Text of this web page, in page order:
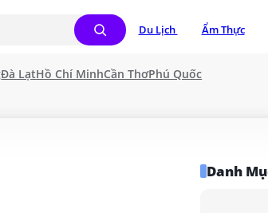
Du Lịch Ẩm Thực
Đà LạtHồ Chí MinhCần ThơPhú Quốc
Danh